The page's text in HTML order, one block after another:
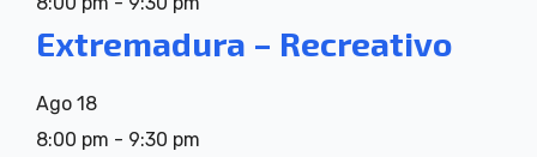
Extremadura – Recreativo
Ago 18
8:00 pm - 9:30 pm